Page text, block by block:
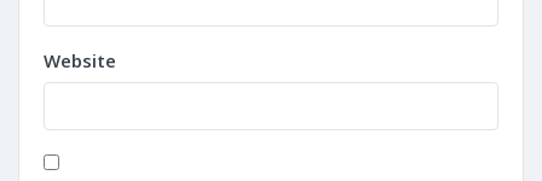
Website